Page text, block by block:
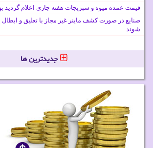
قیمت عمده میوه و سبزیجات هفته جاری اعلام گردید
صنایع در صورت کشف ماینر غیر مجاز با تعلیق و ابطال
شوند
جدیدترین ها